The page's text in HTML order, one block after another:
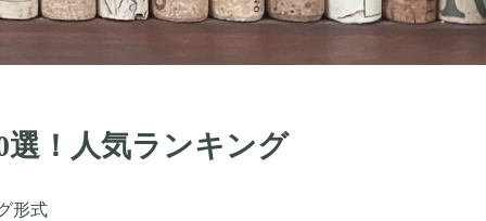
選！人気ランキング
形式